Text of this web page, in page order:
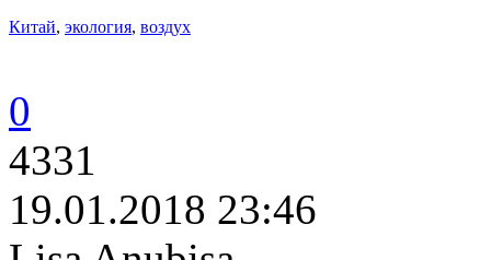
Китай, экология, воздух
0
4331
19.01.2018 23:46